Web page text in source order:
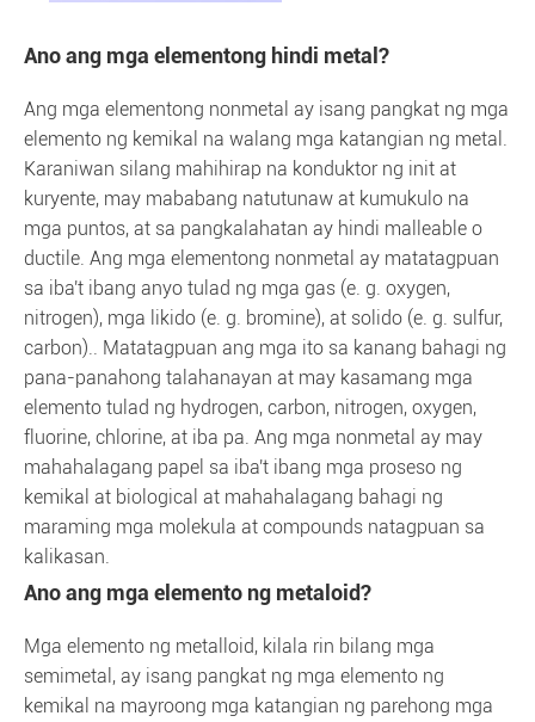
Ano ang mga elementong hindi metal?
Ang mga elementong nonmetal ay isang pangkat ng mga
elemento ng kemikal na walang mga katangian ng metal.
Karaniwan silang mahihirap na konduktor ng init at
kuryente, may mababang natutunaw at kumukulo na
mga puntos, at sa pangkalahatan ay hindi malleable o
ductile. Ang mga elementong nonmetal ay matatagpuan
sa iba't ibang anyo tulad ng mga gas (e. g. oxygen,
nitrogen), mga likido (e. g. bromine), at solido (e. g. sulfur,
carbon).. Matatagpuan ang mga ito sa kanang bahagi ng
pana-panahong talahanayan at may kasamang mga
elemento tulad ng hydrogen, carbon, nitrogen, oxygen,
fluorine, chlorine, at iba pa. Ang mga nonmetal ay may
mahahalagang papel sa iba't ibang mga proseso ng
kemikal at biological at mahahalagang bahagi ng
maraming mga molekula at compounds natagpuan sa
kalikasan.
Ano ang mga elemento ng metaloid?
Mga elemento ng metalloid, kilala rin bilang mga
semimetal, ay isang pangkat ng mga elemento ng
kemikal na mayroong mga katangian ng parehong mga